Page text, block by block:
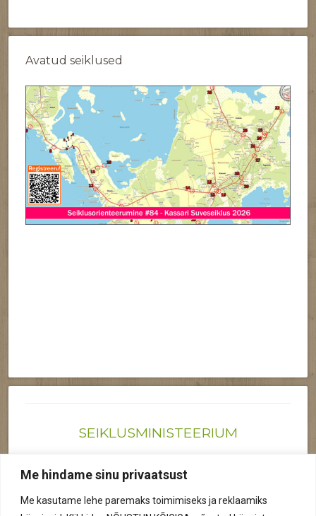
Me hindame sinu privaatsust
Me kasutame lehe paremaks toimimiseks ja reklaamiks
Avatud seiklused
SEIKLUSMINISTEERIUM
Reg nr: 12041719
Privaatsuspoliitika